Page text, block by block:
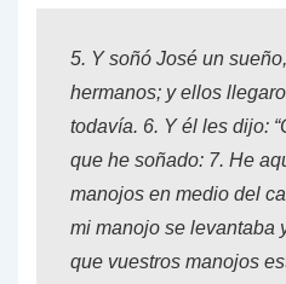
5. Y soñó José un
hermanos; y ellos
todavía. 6. Y él les dijo:
que he soñado: 7. He
manojos en medio del
mi manojo se levantaba
que vuestros manojos